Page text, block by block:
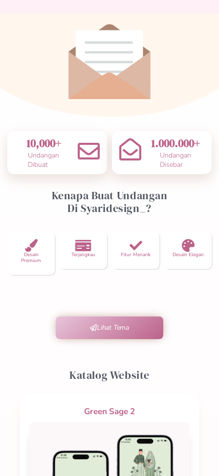
Undangan
Dibuat
10,000+
Undangan
Disebar
1.000.000+
Kenapa Buat Undangan
Di Syaridesign_?
Desain
Premium
Terjangkau Fitur Menarik Desain Elegan
Lihat Tema
Katalog Website
Green Sage 2